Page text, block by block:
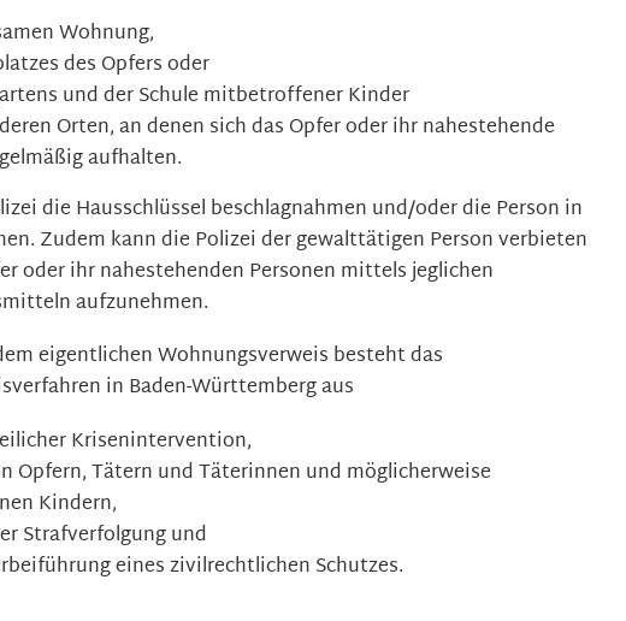
Wohnung,
des Opfers oder
und der Schule mitbetroffener Kinder
Orten, an denen sich das Opfer oder ihr nahestehende
aufhalten.
die Hausschlüssel beschlagnahmen und/oder die Person in
Zudem kann die Polizei der gewalttätigen Person verbieten
oder ihr nahestehenden Personen mittels jeglichen
aufzunehmen.
eigentlichen Wohnungsverweis besteht das
in Baden-Württemberg aus
Krisenintervention,
Opfern, Tätern und Täterinnen und möglicherweise
Kindern,
Strafverfolgung und
eines zivilrechtlichen Schutzes.